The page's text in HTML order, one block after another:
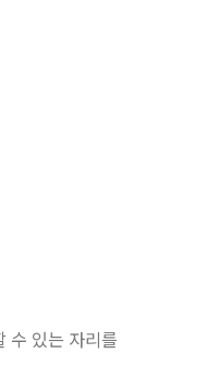
수 있는 자리를